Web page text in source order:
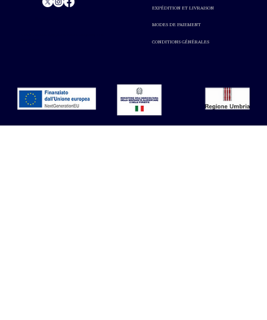
MODES DE PAIEMENT
CONDITIONS GÉNÉRALES
EXPÉDITION ET LIVRAISON